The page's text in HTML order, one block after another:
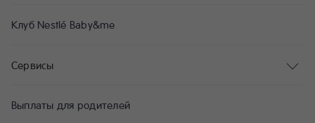
Клуб Nestlé Baby&me
Сервисы
Выплаты для родителей